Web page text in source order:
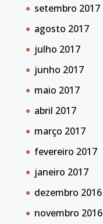
setembro 2017
agosto 2017
julho 2017
junho 2017
maio 2017
abril 2017
março 2017
fevereiro 2017
janeiro 2017
dezembro 2016
novembro 2016